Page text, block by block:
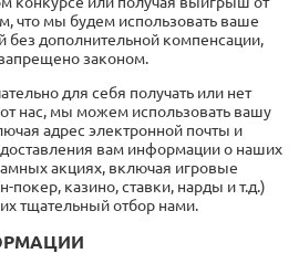
что мы будем использовать ваше
дополнительной компенсации,
законом.
для себя получать или нет
нас, мы можем использовать вашу
адрес электронной почты и
вам информации о наших
акциях, включая игровые
покер, казино, ставки, нарды и т.д.)
тщательный отбор нами.